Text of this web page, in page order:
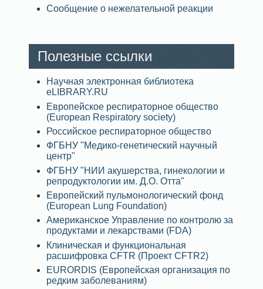
Сообщение о нежелательной реакции
Полезные ссылки
Научная электронная библиотека
eLIBRARY.RU
Европейское респираторное общество
(European Respiratory society)
Российское респираторное общество
ФГБНУ "Медико-генетический научный
центр"
ФГБНУ "НИИ акушерства, гинекологии и
репродуктологии им. Д.О. Отта"
Европейский пульмонологический фонд
(European Lung Foundation)
Американское Управление по контролю за
продуктами и лекарствами (FDA)
Клиническая и функциональная
расшифровка CFTR (Проект CFTR2)
EURORDIS (Европейская организация по
редким заболеваниям)